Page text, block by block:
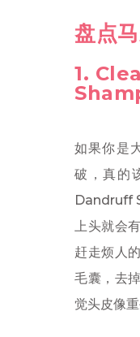
盘点
1.
如果你是
破，真的
Dandruff
上头就会
赶走烦人
毛囊，去
觉头皮像重